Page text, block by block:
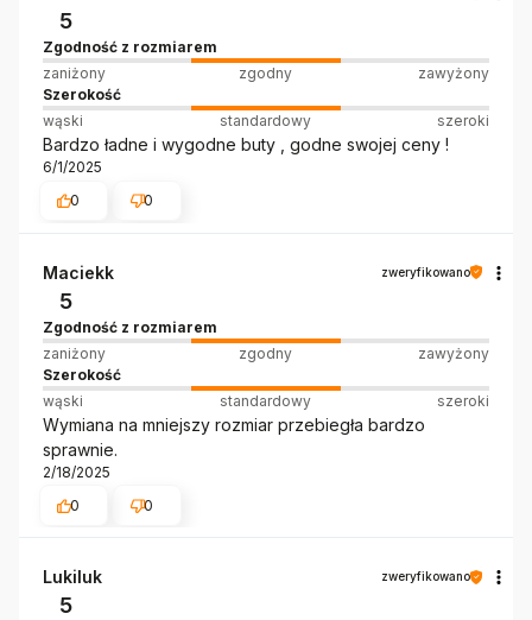
5
Zgodność z rozmiarem
zaniżony
zgodny
zawyżony
Szerokość
wąski
standardowy szeroki
Bardzo ładne i wygodne buty , godne swojej ceny !
6/1/2025
0
0
Maciekk zweryfikowano
5
Zgodność z rozmiarem
zaniżony
zgodny
zawyżony
Szerokość
wąski
standardowy szeroki
Wymiana na mniejszy rozmiar przebiegła bardzo
sprawnie.
2/18/2025
0
0
Lukiluk zweryfikowano
5